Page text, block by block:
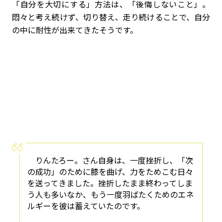
「自分を大切にする」方法は、「後悔しないこと」。
悶々と考え続けず、切り替え、走り続けることで、自分
の中に耐性が出来てきたそうです。
りんたろー。さん自身は、一度挫折し、「次
の成功」のために膝を曲げ、力をためこむ日々
を送ってきました。挫折したまま終わってしま
う人も多いなか、もう一度羽ばたくためのエネ
ルギーを彼は蓄えていたのです。